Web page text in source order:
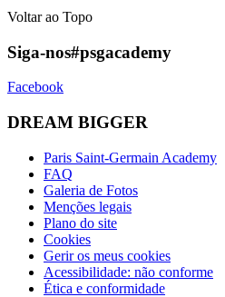
Voltar ao Topo
Siga-nos#psgacademy
Facebook
DREAM BIGGER
Paris Saint-Germain Academy
FAQ
Galeria de Fotos
Menções legais
Plano do site
Cookies
Gerir os meus cookies
Acessibilidade: não conforme
Ética e conformidade